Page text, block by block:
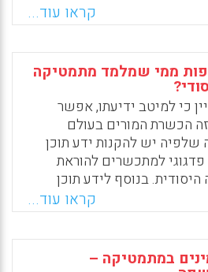
ואת קשייו של הלומד בעת
היסוד ומידת
מתוך תובנה מספרית
(משרד החינוך, התרבותוהספורט, 2006). איזון
לבין מיומנות חישובית
חישובית'.הכלי החדש בודק
על תובנה מספרית. פיתוחו
הלימודיםבמתמטיקה
כמו גם על ידע תאורטי
ורדה שרוני, נאוה אלמוג).
X
קראו עוד...
ממי שמלמד מתמטיקה
כי למיטב ידיעתו, אפשר
הכשרת המורים בעולם
יש להקנות ידע תוכן
פדגוגי למתכשרים להוראת
בנוסף לידע תוכן
פדגוגי, יש הסכמה על כך
צריך להיות מושג
המתמטית של ילדים (
קראו עוד...
במתמטיקה –